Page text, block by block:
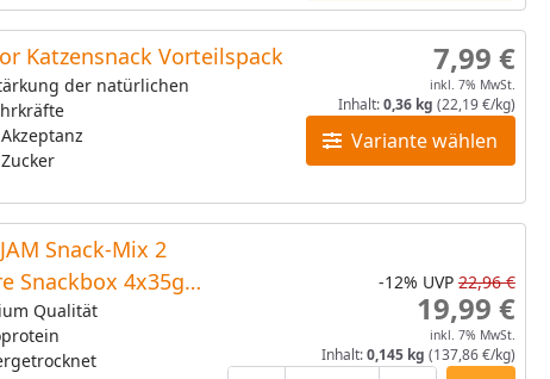
Katzensnack Vorteilspack
der natürlichen
Variante wählen
7,99 €
inkl. 7% MwSt.
Inhalt:0,36 kg (22,19 €/kg)
Snack-Mix 2
Snackbox 4x35g
Qualität
-12% UVP 22,96 €
19,99 €
inkl. 7% MwSt.
Inhalt:0,145 kg (137,86 €/kg)